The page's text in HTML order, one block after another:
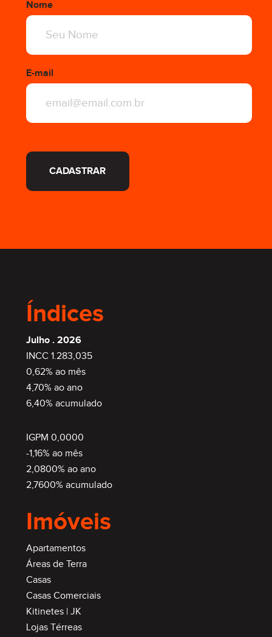
Nome
E-mail
CADASTRAR
Índices
Julho . 2026
INCC 1.283,035
0,62% ao mês
4,70% ao ano
6,40% acumulado
IGPM 0,0000
-1,16% ao mês
2,0800% ao ano
2,7600% acumulado
Imóveis
Apartamentos
Áreas de Terra
Casas
Casas Comerciais
Kitinetes | JK
Lojas Térreas